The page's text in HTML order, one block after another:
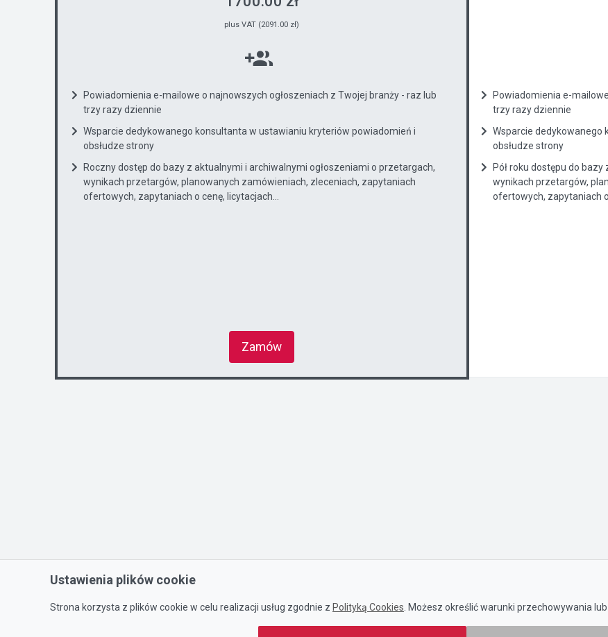
plus VAT (2091.00 zł)
Powiadomienia e-mailowe o najnowszych ogłoszeniach z Twojej branży - raz lub
trzy razy dziennie
Wsparcie dedykowanego konsultanta w ustawianiu kryteriów powiadomień i
obsłudze strony
Roczny dostęp do bazy z aktualnymi i archiwalnymi ogłoszeniami o przetargach,
wynikach przetargów, planowanych zamówieniach, zleceniach, zapytaniach
ofertowych, zapytaniach o cenę, licytacjach...
Zamów
Powiadomienia e-
trzy razy dziennie
Wsparcie dedykowanego
obsłudze strony
Pół roku dostępu do
wynikach przetargów,
ofertowych, zapytaniach o
Ustawienia plików cookie
Strona korzysta z plików cookie w celu realizacji usług zgodnie z Polityką Cookies . Możesz określić warunki przechowywania